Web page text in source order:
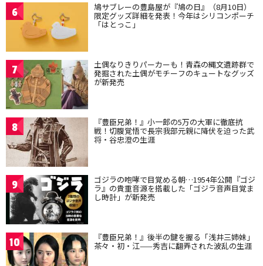
6 鳩サブレーの豊島屋が『鳩の日』（8月10日）
限定グッズ詳細を発表！今年はシリコンポーチ
「はとっこ」
7 土偶なりきりパーカーも！青森の縄文遺跡群で
発掘された土偶がモチーフのキュートなグッズ
が新発売
8 『豊臣兄弟！』小一郎の5万の大軍に徹底抗
戦！切腹覚悟で長宗我部元親に降伏を迫った武
将・谷忠澄の生涯
9 ゴジラの咆哮で目覚める朝…1954年公開『ゴジ
ラ』の貴重音源を搭載した「ゴジラ音声目覚ま
し時計」が新発売
10 『豊臣兄弟！』後半の鍵を握る「浅井三姉妹」
茶々・初・江——秀吉に翻弄された波乱の生涯